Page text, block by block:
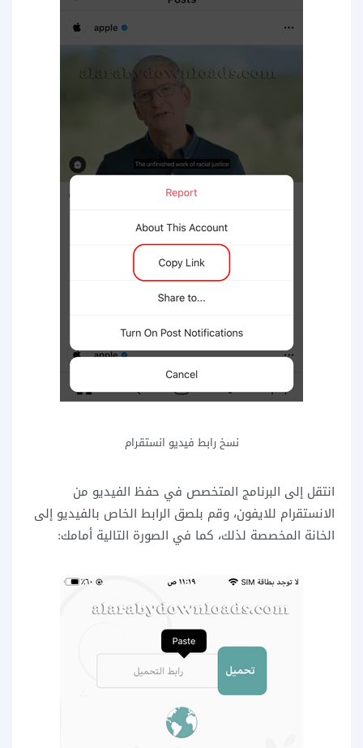
نسخ رابط فيديو انستقرام
انتقل إلى البرنامج المتخصص في حفظ الفيديو من
الانستقرام للايفون، وقم بلصق الرابط الخاص بالفيديو إلى
الخانة المخصصة لذلك، كما في الصورة التالية أمامك: